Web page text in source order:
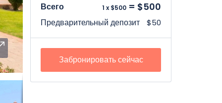
Всего 1 x $500 = $500
Предварительный депозит $50
Забронировать сейчас